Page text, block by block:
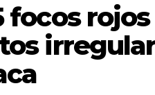
focos